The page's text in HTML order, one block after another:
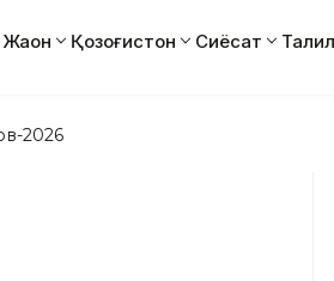
Жаҳон Қозоғистон Сиёсат Таҳлил
2026